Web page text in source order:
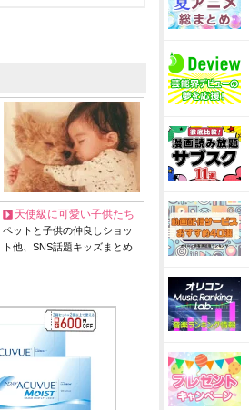
天使級に可愛い子供たち
ペットと子供の仲良しショッ
ト他、SNS話題キッズまとめ